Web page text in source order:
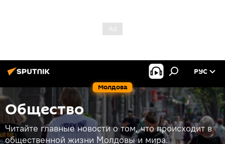
Молдова
РУС
Общество
Читайте главные новости о том, что происходит в
общественной жизни Молдовы и мира.